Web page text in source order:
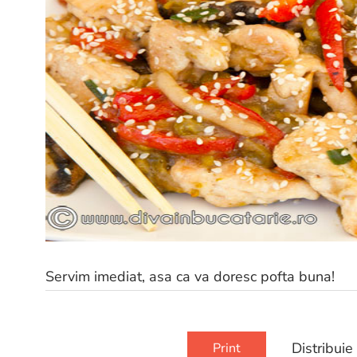
Servim imediat, asa ca va doresc pofta buna!
Print Distribuie